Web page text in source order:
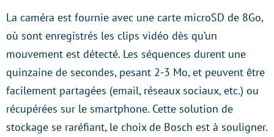
La caméra est fournie avec une carte microSD de 8Go,
où sont enregistrés les clips vidéo dès qu’un
mouvement est détecté. Les séquences durent une
quinzaine de secondes, pesant 2-3 Mo, et peuvent être
facilement partagées (email, réseaux sociaux, etc.) ou
récupérées sur le smartphone. Cette solution de
stockage se raréfiant, le choix de Bosch est à souligner.